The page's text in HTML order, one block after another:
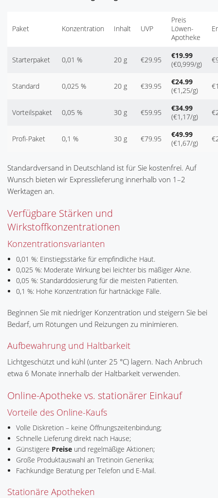
Paket Konzentration Inhalt UVP
Preis
Löwen-
Apotheke
Starterpaket 0,01 % 20 g €29.95
€19.99
(€0,999/g)
Standard 0,025 % 20 g €39.95
€24.99
(€1,25/g)
Vorteilspaket 0,05 % 30 g €59.95
€34.99
(€1,17/g)
Profi-Paket 0,1 % 30 g €79.95
€49.99
(€1,67/g)
Standardversand in Deutschland ist für Sie kostenfrei. Auf
Wunsch bieten wir Expresslieferung innerhalb von 1–2
Werktagen an.
Verfügbare Stärken und
Wirkstoffkonzentrationen
Konzentrationsvarianten
0,01 %: Einstiegsstärke für empfindliche Haut.
0,025 %: Moderate Wirkung bei leichter bis mäßiger Akne.
0,05 %: Standarddosierung für die meisten Patienten.
0,1 %: Hohe Konzentration für hartnäckige Fälle.
Beginnen Sie mit niedriger Konzentration und steigern Sie bei
Bedarf, um Rötungen und Reizungen zu minimieren.
Aufbewahrung und Haltbarkeit
Lichtgeschützt und kühl (unter 25 °C) lagern. Nach Anbruch
etwa 6 Monate innerhalb der Haltbarkeit verwenden.
Online-Apotheke vs. stationärer Einkauf
Vorteile des Online-Kaufs
Volle Diskretion – keine Öffnungszeitenbindung;
Schnelle Lieferung direkt nach Hause;
Günstigere Preiseund regelmäßige Aktionen;
Große Produktauswahl an Tretinoin Generika;
Fachkundige Beratung per Telefon und E-Mail.
Stationäre Apotheken